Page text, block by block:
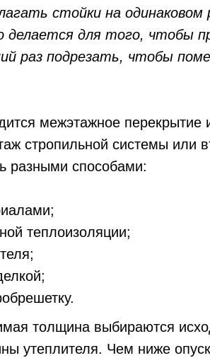
стойки на одинаковом
делается для того, чтобы
раз подрезать, чтобы
межэтажное перекрытие
стропильной системы или
разными способами:
теплоизоляции;
толщина выбираются
утеплителя. Чем ниже